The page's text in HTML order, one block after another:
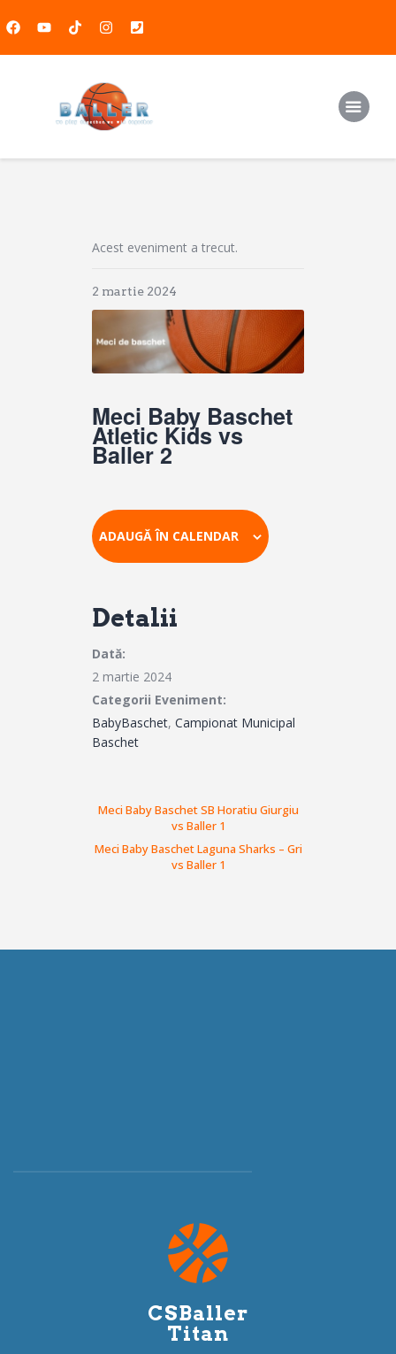
Baschet
Produse
Acest eveniment a trecut.
2 martie 2024
Meci Baby Baschet
Atletic Kids vs
Baller 2
ADAUGĂ ÎN CALENDAR
Detalii
Dată:
2 martie 2024
Categorii Eveniment:
BabyBaschet, Campionat Municipal
Baschet
Meci Baby Baschet SB Horatiu Giurgiu
vs Baller 1
Meci Baby Baschet Laguna Sharks – Gri
vs Baller 1
CSBaller
Titan